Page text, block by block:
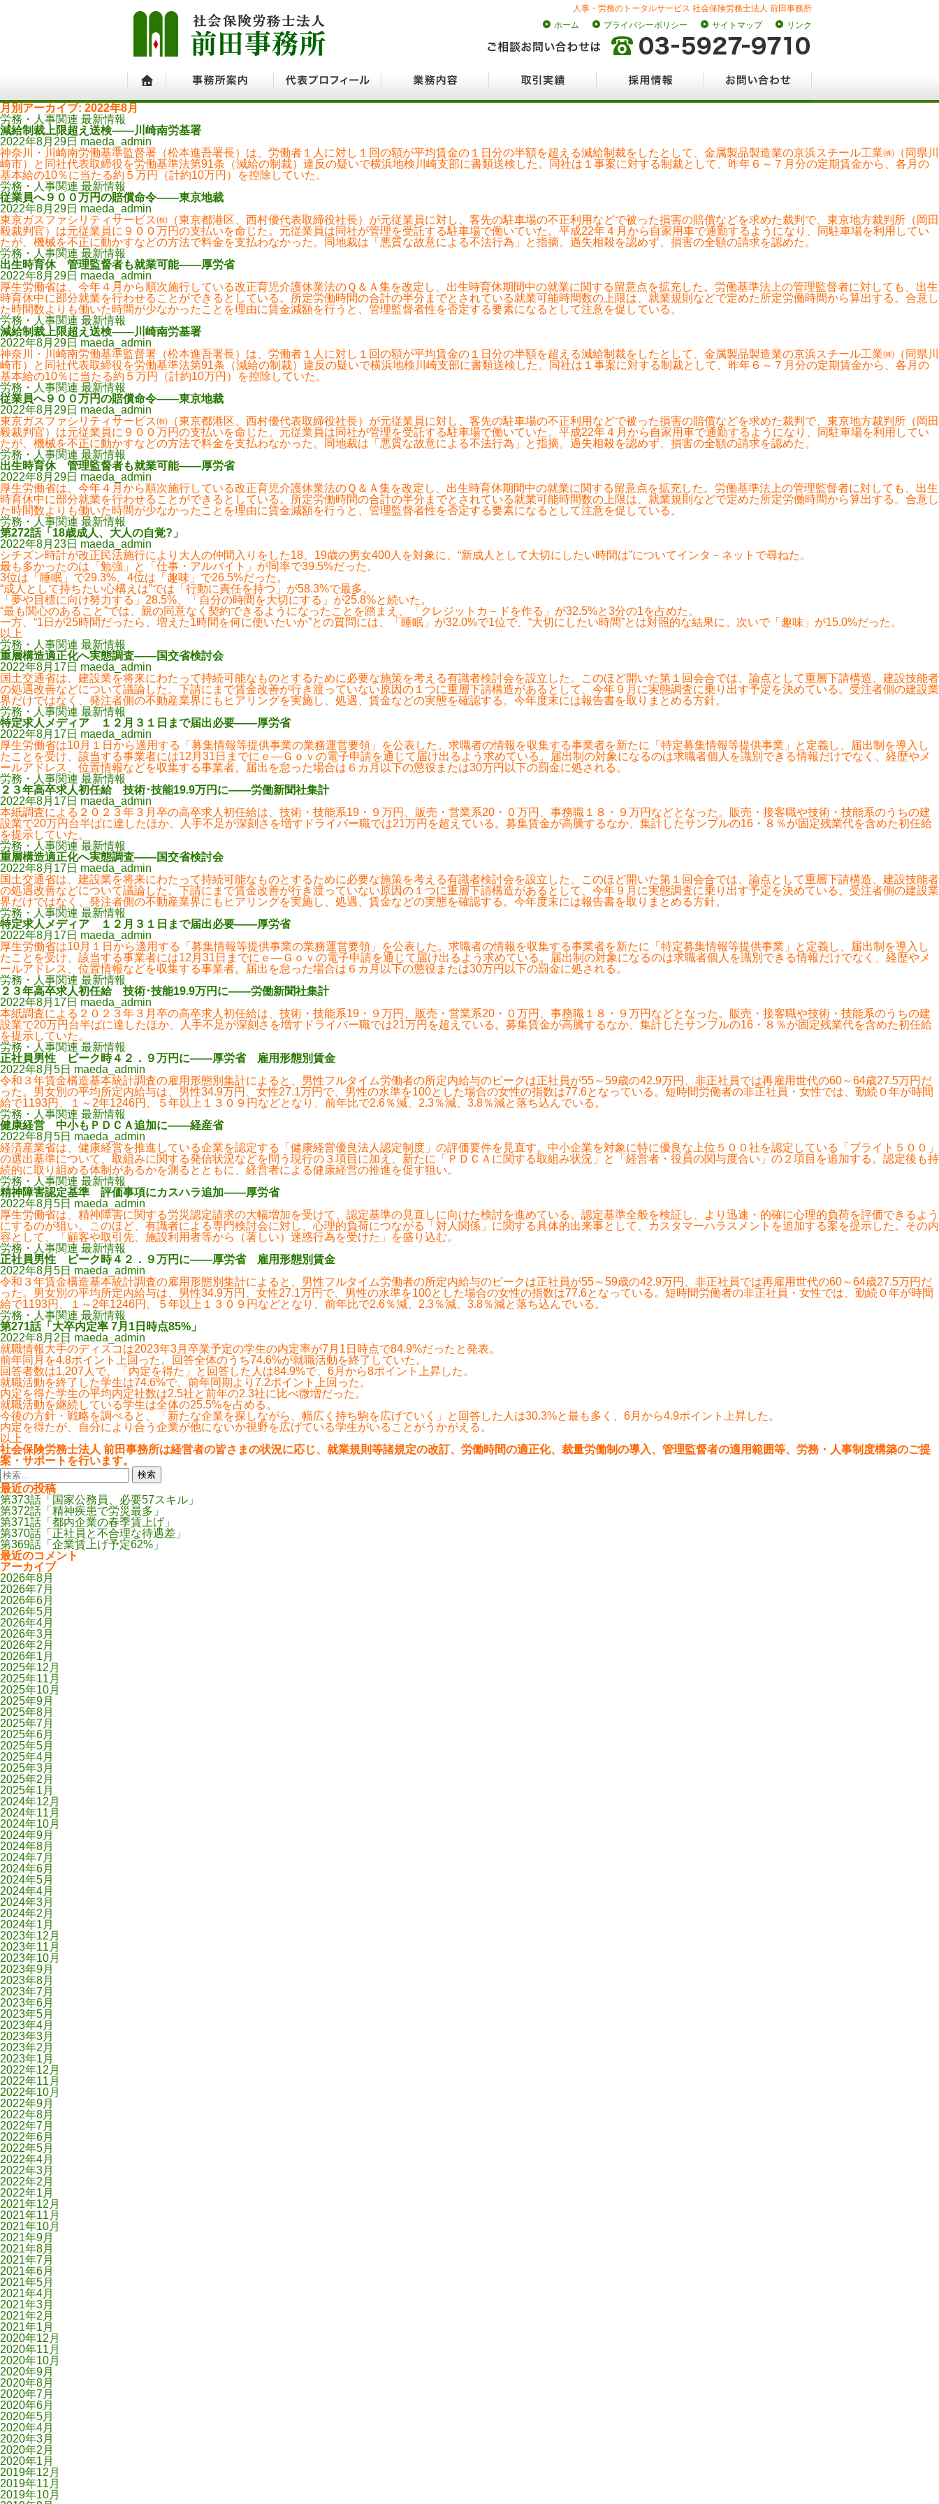
人事・労務のトータルサービス 社会保険労務士法人 前田事務所
ホーム
プライバシーポリシー サイトマップ リンク
ホーム
月別アーカイブ: 2022年8月
労務・人事関連 最新情報
減給制裁上限超え送検――川崎南労基署
2022年8月29日 maeda_admin
神奈川・川崎南労働基準監督署（松本進吾署長）は、労働者１人に対し１回の額が平均賃金の１日分の半額を超える減給制裁をしたとして、金属製品製造業の京浜スチール工業㈱（同県川
崎市）と同社代表取締役を労働基準法第91条（減給の制裁）違反の疑いで横浜地検川崎支部に書類送検した。同社は１事案に対する制裁として、昨年６～７月分の定期賃金から、各月の
基本給の10％に当たる約５万円（計約10万円）を控除していた。
労務・人事関連 最新情報
従業員へ９００万円の賠償命令――東京地裁
2022年8月29日 maeda_admin
東京ガスファシリティサービス㈱（東京都港区、西村優代表取締役社長）が元従業員に対し、客先の駐車場の不正利用などで被った損害の賠償などを求めた裁判で、東京地方裁判所（岡田
毅裁判官）は元従業員に９００万円の支払いを命じた。元従業員は同社が管理を受託する駐車場で働いていた。平成22年４月から自家用車で通勤するようになり、同駐車場を利用してい
たが、機械を不正に動かすなどの方法で料金を支払わなかった。同地裁は「悪質な故意による不法行為」と指摘。過失相殺を認めず、損害の全額の請求を認めた。
労務・人事関連 最新情報
出生時育休 管理監督者も就業可能――厚労省
2022年8月29日 maeda_admin
厚生労働省は、今年４月から順次施行している改正育児介護休業法のＱ＆Ａ集を改定し、出生時育休期間中の就業に関する留意点を拡充した。労働基準法上の管理監督者に対しても、出生
時育休中に部分就業を行わせることができるとしている。所定労働時間の合計の半分までとされている就業可能時間数の上限は、就業規則などで定めた所定労働時間から算出する。合意し
た時間数よりも働いた時間が少なかったことを理由に賃金減額を行うと、管理監督者性を否定する要素になるとして注意を促している。
労務・人事関連 最新情報
減給制裁上限超え送検――川崎南労基署
2022年8月29日 maeda_admin
神奈川・川崎南労働基準監督署（松本進吾署長）は、労働者１人に対し１回の額が平均賃金の１日分の半額を超える減給制裁をしたとして、金属製品製造業の京浜スチール工業㈱（同県川
崎市）と同社代表取締役を労働基準法第91条（減給の制裁）違反の疑いで横浜地検川崎支部に書類送検した。同社は１事案に対する制裁として、昨年６～７月分の定期賃金から、各月の
基本給の10％に当たる約５万円（計約10万円）を控除していた。
労務・人事関連 最新情報
従業員へ９００万円の賠償命令――東京地裁
2022年8月29日 maeda_admin
東京ガスファシリティサービス㈱（東京都港区、西村優代表取締役社長）が元従業員に対し、客先の駐車場の不正利用などで被った損害の賠償などを求めた裁判で、東京地方裁判所（岡田
毅裁判官）は元従業員に９００万円の支払いを命じた。元従業員は同社が管理を受託する駐車場で働いていた。平成22年４月から自家用車で通勤するようになり、同駐車場を利用してい
たが、機械を不正に動かすなどの方法で料金を支払わなかった。同地裁は「悪質な故意による不法行為」と指摘。過失相殺を認めず、損害の全額の請求を認めた。
労務・人事関連 最新情報
出生時育休 管理監督者も就業可能――厚労省
2022年8月29日 maeda_admin
厚生労働省は、今年４月から順次施行している改正育児介護休業法のＱ＆Ａ集を改定し、出生時育休期間中の就業に関する留意点を拡充した。労働基準法上の管理監督者に対しても、出生
時育休中に部分就業を行わせることができるとしている。所定労働時間の合計の半分までとされている就業可能時間数の上限は、就業規則などで定めた所定労働時間から算出する。合意し
た時間数よりも働いた時間が少なかったことを理由に賃金減額を行うと、管理監督者性を否定する要素になるとして注意を促している。
労務・人事関連 最新情報
第272話「18歳成人、大人の自覚?」
2022年8月23日 maeda_admin
シチズン時計が改正民法施行により大人の仲間入りをした18、19歳の男女400人を対象に、“新成人として大切にしたい時間は”についてインタ－ネットで尋ねた。
最も多かったのは「勉強」と「仕事・アルバイト」が同率で39.5%だった。
3位は「睡眠」で29.3%、4位は「趣味」で26.5%だった。
“成人として持ちたい心構えは”では「行動に責任を持つ」が58.3%で最多。
「夢や目標に向け努力する」28.5%、「自分の時間を大切にする」が25.8%と続いた。
“最も関心のあること”では、親の同意なく契約できるようになったことを踏まえ、「クレジットカ－ドを作る」が32.5%と3分の1を占めた。
一方、“1日が25時間だったら、増えた1時間を何に使いたいか”との質問には、「睡眠」が32.0%で1位で、“大切にしたい時間”とは対照的な結果に。次いで「趣味」が15.0%だった。
以上
労務・人事関連 最新情報
重層構造適正化へ実態調査――国交省検討会
2022年8月17日 maeda_admin
国土交通省は、建設業を将来にわたって持続可能なものとするために必要な施策を考える有識者検討会を設立した。このほど開いた第１回会合では、論点として重層下請構造、建設技能者
の処遇改善などについて議論した。下請にまで賃金改善が行き渡っていない原因の１つに重層下請構造があるとして、今年９月に実態調査に乗り出す予定を決めている。受注者側の建設業
界だけではなく、発注者側の不動産業界にもヒアリングを実施し、処遇、賃金などの実態を確認する。今年度末には報告書を取りまとめる方針。
労務・人事関連 最新情報
特定求人メディア １２月３１日まで届出必要――厚労省
2022年8月17日 maeda_admin
厚生労働省は10月１日から適用する「募集情報等提供事業の業務運営要領」を公表した。求職者の情報を収集する事業者を新たに「特定募集情報等提供事業」と定義し、届出制を導入し
たことを受け、該当する事業者には12月31日までにｅ―Ｇｏｖの電子申請を通じて届け出るよう求めている。届出制の対象になるのは求職者個人を識別できる情報だけでなく、経歴やメ
ールアドレス、位置情報などを収集する事業者。届出を怠った場合は６カ月以下の懲役または30万円以下の罰金に処される。
労務・人事関連 最新情報
２３年高卒求人初任給 技術･技能19.9万円に――労働新聞社集計
2022年8月17日 maeda_admin
本紙調査による２０２３年３月卒の高卒求人初任給は、技術・技能系19・９万円、販売・営業系20・０万円、事務職１８・９万円などとなった。販売・接客職や技術・技能系のうちの建
設業で20万円台半ばに達したほか、人手不足が深刻さを増すドライバー職では21万円を超えている。募集賃金が高騰するなか、集計したサンプルの16・８％が固定残業代を含めた初任給
を提示していた。
労務・人事関連 最新情報
重層構造適正化へ実態調査――国交省検討会
2022年8月17日 maeda_admin
国土交通省は、建設業を将来にわたって持続可能なものとするために必要な施策を考える有識者検討会を設立した。このほど開いた第１回会合では、論点として重層下請構造、建設技能者
の処遇改善などについて議論した。下請にまで賃金改善が行き渡っていない原因の１つに重層下請構造があるとして、今年９月に実態調査に乗り出す予定を決めている。受注者側の建設業
界だけではなく、発注者側の不動産業界にもヒアリングを実施し、処遇、賃金などの実態を確認する。今年度末には報告書を取りまとめる方針。
労務・人事関連 最新情報
特定求人メディア １２月３１日まで届出必要――厚労省
2022年8月17日 maeda_admin
厚生労働省は10月１日から適用する「募集情報等提供事業の業務運営要領」を公表した。求職者の情報を収集する事業者を新たに「特定募集情報等提供事業」と定義し、届出制を導入し
たことを受け、該当する事業者には12月31日までにｅ―Ｇｏｖの電子申請を通じて届け出るよう求めている。届出制の対象になるのは求職者個人を識別できる情報だけでなく、経歴やメ
ールアドレス、位置情報などを収集する事業者。届出を怠った場合は６カ月以下の懲役または30万円以下の罰金に処される。
労務・人事関連 最新情報
２３年高卒求人初任給 技術･技能19.9万円に――労働新聞社集計
2022年8月17日 maeda_admin
本紙調査による２０２３年３月卒の高卒求人初任給は、技術・技能系19・９万円、販売・営業系20・０万円、事務職１８・９万円などとなった。販売・接客職や技術・技能系のうちの建
設業で20万円台半ばに達したほか、人手不足が深刻さを増すドライバー職では21万円を超えている。募集賃金が高騰するなか、集計したサンプルの16・８％が固定残業代を含めた初任給
を提示していた。
労務・人事関連 最新情報
正社員男性 ピーク時４２．９万円に――厚労省 雇用形態別賃金
2022年8月5日 maeda_admin
令和３年賃金構造基本統計調査の雇用形態別集計によると、男性フルタイム労働者の所定内給与のピークは正社員が55～59歳の42.9万円、非正社員では再雇用世代の60～64歳27.5万円だ
った。男女別の平均所定内給与は、男性34.9万円、女性27.1万円で、男性の水準を100とした場合の女性の指数は77.6となっている。短時間労働者の非正社員・女性では、勤続０年が時間
給で1193円、１～2年1246円、５年以上１３０９円などとなり、前年比で2.6％減、2.3％減、3.8％減と落ち込んでいる。
労務・人事関連 最新情報
健康経営 中小もＰＤＣＡ追加に――経産省
2022年8月5日 maeda_admin
経済産業省は、健康経営を推進している企業を認定する「健康経営優良法人認定制度」の評価要件を見直す。中小企業を対象に特に優良な上位５００社を認定している「ブライト５００」
の選出基準について、取組みに関する発信状況などを問う現行の３項目に加え、新たに「ＰＤＣＡに関する取組み状況」と「経営者・役員の関与度合い」の２項目を追加する。認定後も持
続的に取り組める体制があるかを測るとともに、経営者による健康経営の推進を促す狙い。
労務・人事関連 最新情報
精神障害認定基準 評価事項にカスハラ追加――厚労省
2022年8月5日 maeda_admin
厚生労働省は、精神障害に関する労災認定請求の大幅増加を受けて、認定基準の見直しに向けた検討を進めている。認定基準全般を検証し、より迅速・的確に心理的負荷を評価できるよう
にするのが狙い。このほど、有識者による専門検討会に対し、心理的負荷につながる「対人関係」に関する具体的出来事として、カスタマーハラスメントを追加する案を提示した。その内
容として、「顧客や取引先、施設利用者等から（著しい）迷惑行為を受けた」を盛り込む。
労務・人事関連 最新情報
正社員男性 ピーク時４２．９万円に――厚労省 雇用形態別賃金
2022年8月5日 maeda_admin
令和３年賃金構造基本統計調査の雇用形態別集計によると、男性フルタイム労働者の所定内給与のピークは正社員が55～59歳の42.9万円、非正社員では再雇用世代の60～64歳27.5万円だ
った。男女別の平均所定内給与は、男性34.9万円、女性27.1万円で、男性の水準を100とした場合の女性の指数は77.6となっている。短時間労働者の非正社員・女性では、勤続０年が時間
給で1193円、１～2年1246円、５年以上１３０９円などとなり、前年比で2.6％減、2.3％減、3.8％減と落ち込んでいる。
労務・人事関連 最新情報
第271話「大卒内定率 7月1日時点85%」
2022年8月2日 maeda_admin
就職情報大手のディスコは2023年3月卒業予定の学生の内定率が7月1日時点で84.9%だったと発表。
前年同月を4.8ポイント上回った。回答全体のうち74.6%が就職活動を終了していた。
回答者数は1,207人で、「内定を得た」と回答した人は84.9%で、6月から8ポイント上昇した。
就職活動を終了した学生は74.6%で、前年同期より7.2ポイント上回った。
内定を得た学生の平均内定社数は2.5社と前年の2.3社に比べ微増だった。
就職活動を継続している学生は全体の25.5%を占める。
今後の方針・戦略を調べると、「新たな企業を探しながら、幅広く持ち駒を広げていく」と回答した人は30.3%と最も多く、6月から4.9ポイント上昇した。
内定を得たが、自分により合う企業が他にないか視野を広げている学生がいることがうかがえる。
以上
社会保険労務士法人 前田事務所は経営者の皆さまの状況に応じ、就業規則等諸規定の改訂、労働時間の適正化、裁量労働制の導入、管理監督者の適用範囲等、労務・人事制度構築のご提
案・サポートを行います。
検
索:
最近の投稿
第373話「国家公務員、必要57スキル」
第372話「精神疾患で労災最多」
第371話「都内企業の春季賃上げ」
第370話「正社員と不合理な待遇差」
第369話「企業賃上げ予定62%」
最近のコメント
アーカイブ
2026年8月
2026年7月
2026年6月
2026年5月
2026年4月
2026年3月
2026年2月
2026年1月
2025年12月
2025年11月
2025年10月
2025年9月
2025年8月
2025年7月
2025年6月
2025年5月
2025年4月
2025年3月
2025年2月
2025年1月
2024年12月
2024年11月
2024年10月
2024年9月
2024年8月
2024年7月
2024年6月
2024年5月
2024年4月
2024年3月
2024年2月
2024年1月
2023年12月
2023年11月
2023年10月
2023年9月
2023年8月
2023年7月
2023年6月
2023年5月
2023年4月
2023年3月
2023年2月
2023年1月
2022年12月
2022年11月
2022年10月
2022年9月
2022年8月
2022年7月
2022年6月
2022年5月
2022年4月
2022年3月
2022年2月
2022年1月
2021年12月
2021年11月
2021年10月
2021年9月
2021年8月
2021年7月
2021年6月
2021年5月
2021年4月
2021年3月
2021年2月
2021年1月
2020年12月
2020年11月
2020年10月
2020年9月
2020年8月
2020年7月
2020年6月
2020年5月
2020年4月
2020年3月
2020年2月
2020年1月
2019年12月
2019年11月
2019年10月